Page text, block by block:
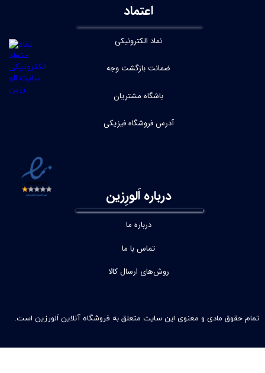
تمام حقوق مادی و معنوی این سایت متعلق به فروشگاه آنلاین اَلورزین است.
اعتماد
نماد الکترونیکی
ضمانت بازگشت وجه
باشگاه مشتریان
آدرس فروشگاه فیزیکی
درباره اَلورِزین
درباره ما
تماس با ما
روش‌های ارسال کالا